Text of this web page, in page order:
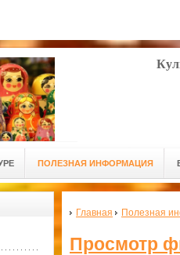
ПОЛЕЗНАЯ ИНФОРМАЦИЯ
Главная Полезная
Просмотр